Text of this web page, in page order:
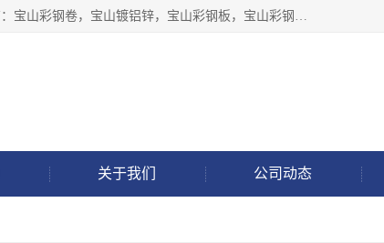
上海轩本实业有限公司于2017年注册地位于上海市宝山区，主要经营产品有：宝山彩钢卷，宝山镀铝锌，宝山彩钢板，宝山彩钢瓦等产品的生产和销售。
关于我们 公司动态